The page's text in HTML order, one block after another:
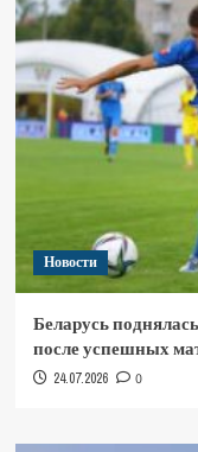
Новости
Беларусь
после успешных
24.07.2026 0